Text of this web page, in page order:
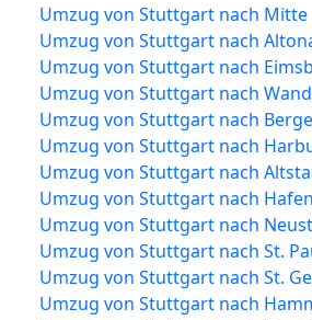
Umzug von Stuttgart nach Mitte
Umzug von Stuttgart nach
Umzug von Stuttgart nach
Umzug von Stuttgart nach
Umzug von Stuttgart nach
Umzug von Stuttgart nach
Umzug von Stuttgart nach
Umzug von Stuttgart nach
Umzug von Stuttgart nach
Umzug von Stuttgart nach St.
Umzug von Stuttgart nach St.
Umzug von Stuttgart nach